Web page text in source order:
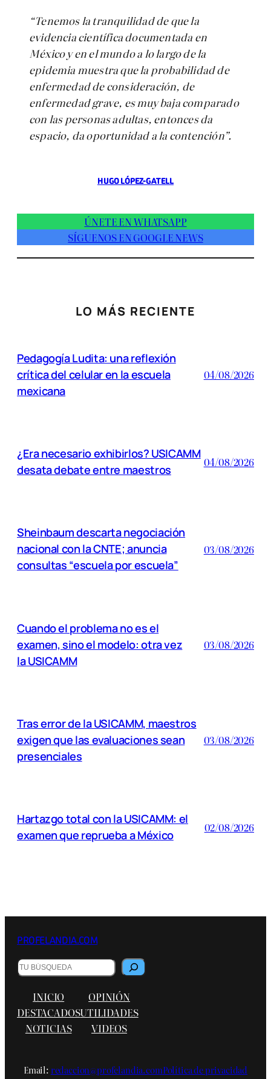
“Tenemos la tranquilidad de que la
evidencia científica documentada en
México y en el mundo a lo largo de la
epidemia muestra que la probabilidad de
enfermedad de consideración, de
enfermedad grave, es muy baja comparado
con las personas adultas, entonces da
espacio, da oportunidad a la contención”.
HUGO LÓPEZ-GATELL
ÚNETE EN WHATSAPP
SÍGUENOS EN GOOGLE NEWS
LO MÁS RECIENTE
Pedagogía Ludita: una reflexión
crítica del celular en la escuela
mexicana
04/08/2026
¿Era necesario exhibirlos? USICAMM
desata debate entre maestros
04/08/2026
Sheinbaum descarta negociación
nacional con la CNTE; anuncia
consultas “escuela por escuela”
03/08/2026
Cuando el problema no es el
examen, sino el modelo: otra vez
la USICAMM
03/08/2026
Tras error de la USICAMM, maestros
exigen que las evaluaciones sean
presenciales
03/08/2026
Hartazgo total con la USICAMM: el
examen que reprueba a México
02/08/2026
PROFELANDIA.COM
B
u
a
r
INICIO
DESTACADOS
NOTICIAS
OPINIÓN
UTILIDADES
VIDEOS
Email:redaccion@profelandia.comPolítica de privacidad